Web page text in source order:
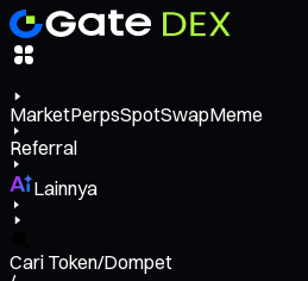
MarketPerpsSpotSwapMeme
Referral
Lainnya
Cari Token/Dompet